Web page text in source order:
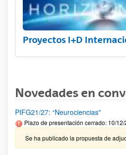
Proyectos I+D
Novedades en
PIFG21/27: “Neurociencias"
Plazo de presentación cerrado: 10/
Se ha publicado la propuesta de